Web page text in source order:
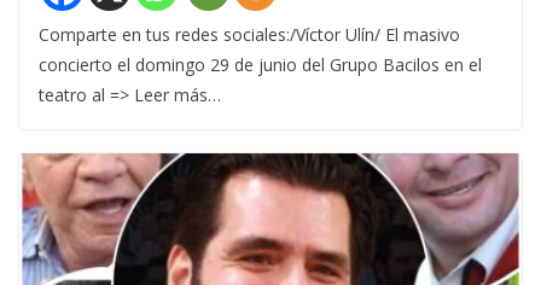
Comparte en tus redes sociales:/Víctor Ulín/ El masivo
concierto el domingo 29 de junio del Grupo Bacilos en el
teatro al => Leer más…